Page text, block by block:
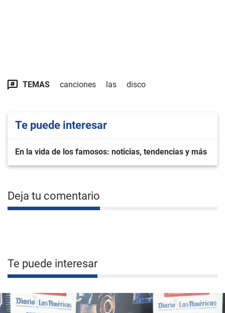
TEMAS canciones las disco
Te puede interesar
En la vida de los famosos: noticias, tendencias y más
Deja tu comentario
Te puede interesar